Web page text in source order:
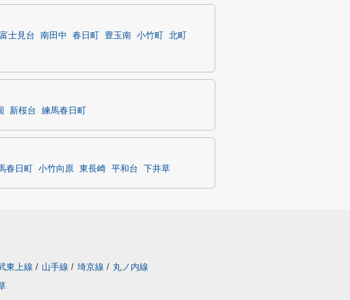
富士見台 南田中 春日町 豊玉南 小竹町
北町
新桜台 練馬春日町
春日町 小竹向原 東長崎 平和台 下井草
東上線 / 山手線 / 埼京線 / 丸ノ内線